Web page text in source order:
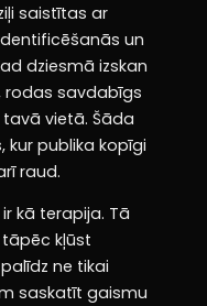
saistītas ar
un
dziesmā izskan
rodas savdabīgs
vietā. Šāda
kur publika kopīgi
raud.
kā terapija. Tā
tāpēc kļūst
ne tikai
saskatīt gaismu